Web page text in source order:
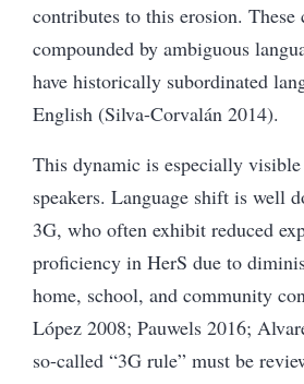
contributes to this erosion. These
compounded by ambiguous
have historically subordinated
English (Silva-Corvalán 2014).
This dynamic is especially
speakers. Language shift is well
3G, who often exhibit reduced
proficiency in HerS due to
home, school, and community
López 2008; Pauwels 2016;
so-called “3G rule” must be